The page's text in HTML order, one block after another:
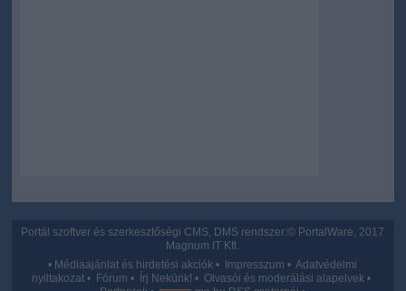
Portál szoftver és szerkesztőségi CMS, DMS rendszer:© PortalWare, 2017
Magnum IT Kft.
• Médiaajánlat és hirdetési akciók • Impresszum •Adatvédelmi
nyiltakozat • Fórum • Írj Nekünk! •Olvasói és moderálási alapelvek •